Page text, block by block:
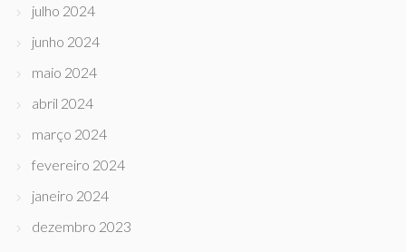
julho 2024
junho 2024
maio 2024
abril 2024
março 2024
fevereiro 2024
janeiro 2024
dezembro 2023